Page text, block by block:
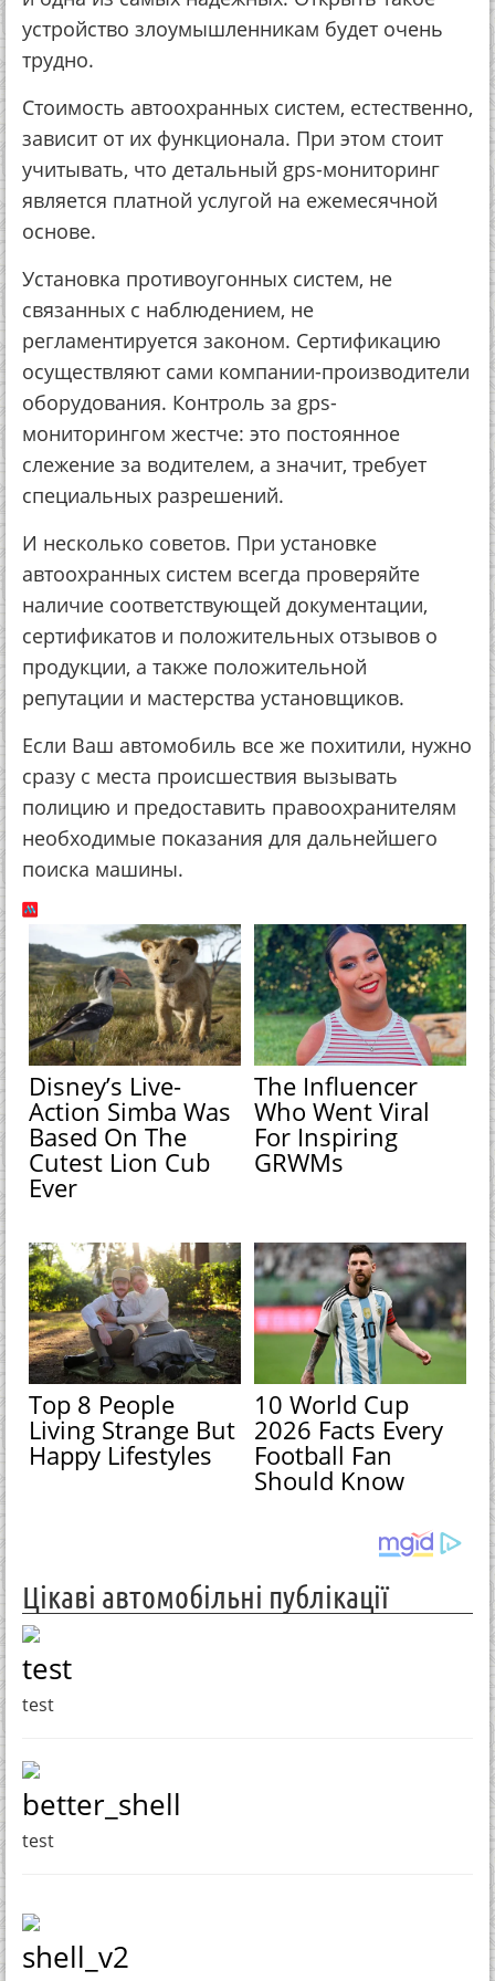
устройство злоумышленникам будет очень
трудно.
Стоимость автоохранных систем, естественно,
зависит от их функционала. При этом стоит
учитывать, что детальный gps-мониторинг
является платной услугой на ежемесячной
основе.
Установка противоугонных систем, не
связанных с наблюдением, не
регламентируется законом. Сертификацию
осуществляют сами компании-производители
оборудования. Контроль за gps-
мониторингом жестче: это постоянное
слежение за водителем, а значит, требует
специальных разрешений.
И несколько советов. При установке
автоохранных систем всегда проверяйте
наличие соответствующей документации,
сертификатов и положительных отзывов о
продукции, а также положительной
репутации и мастерства установщиков.
Если Ваш автомобиль все же похитили, нужно
сразу с места происшествия вызывать
полицию и предоставить правоохранителям
необходимые показания для дальнейшего
поиска машины.
Disney’s Live-
Action Simba Was
Based On The
Cutest Lion Cub
Ever
The Influencer
Who Went Viral
For Inspiring
GRWMs
Top 8 People
Living Strange But
Happy Lifestyles
10 World Cup
2026 Facts Every
Football Fan
Should Know
Цікаві автомобільні публікації
test
test
better_shell
test
shell_v2